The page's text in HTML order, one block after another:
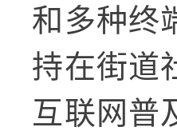
和多种终
持在街道
互联网普